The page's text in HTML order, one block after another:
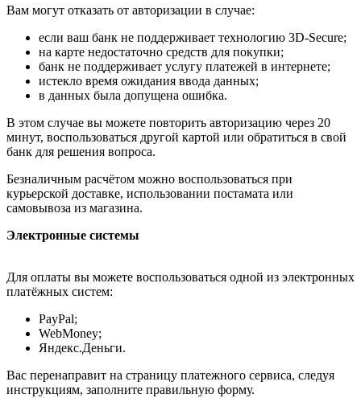
Вам могут отказать от авторизации в случае:
если ваш банк не поддерживает технологию 3D-Secure;
на карте недостаточно средств для покупки;
банк не поддерживает услугу платежей в интернете;
истекло время ожидания ввода данных;
в данных была допущена ошибка.
В этом случае вы можете повторить авторизацию через 20
минут, воспользоваться другой картой или обратиться в свой
банк для решения вопроса.
Безналичным расчётом можно воспользоваться при
курьерской доставке, использовании постамата или
самовывоза из магазина.
Электронные системы
Для оплаты вы можете воспользоваться одной из электронных
платёжных систем:
PayPal;
WebMoney;
Яндекс.Деньги.
Вас перенаправит на страницу платежного сервиса, следуя
инструкциям, заполните правильную форму.